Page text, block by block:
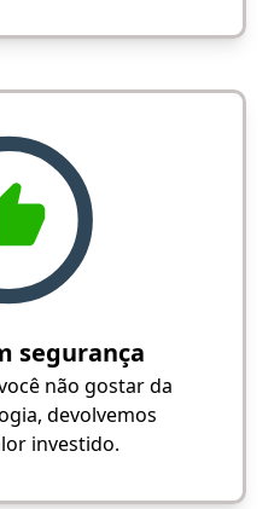
segurança
não gostar da
devolvemos
investido.